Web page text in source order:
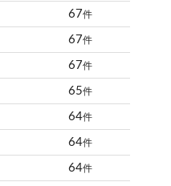
67件
67件
67件
65件
64件
64件
64件